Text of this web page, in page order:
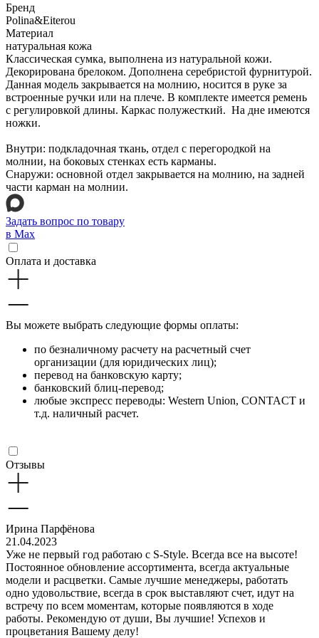
Бренд
Polina&Eiterou
Материал
натуральная кожа
Классическая сумка, выполнена из натуральной кожи.
Декорирована брелоком. Дополнена серебристой фурнитурой.
Данная модель закрывается на молнию, носится в руке за
встроенные ручки или на плече. В комплекте имеется ремень
с регулировкой длины. Каркас полужесткий. На дне имеются
ножки.
Внутри: подкладочная ткань, отдел с перегородкой на
молнии, на боковых стенках есть карманы.
Снаружи: основной отдел закрывается на молнию, на задней
части карман на молнии.
Задать вопрос по товару
в Max
Оплата и доставка
Вы можете выбрать следующие формы оплаты:
по безналичному расчету на расчетный счет
организации (для юридических лиц);
перевод на банковскую карту;
банковский блиц-перевод;
любые экспресс переводы: Western Union, CONTACT и
т.д. наличный расчет.
Отзывы
Ирина Парфёнова
21.04.2023
Уже не первый год работаю с S-Style. Всегда все на высоте!
Постоянное обновление ассортимента, всегда актуальные
модели и расцветки. Самые лучшие менеджеры, работать
одно удовольствие, всегда в срок выставляют счет, идут на
встречу по всем моментам, которые появляются в ходе
работы. Рекомендую от души, Вы лучшие! Успехов и
процветания Вашему делу!